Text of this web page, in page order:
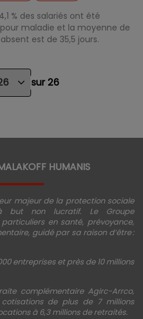
% des salariés ont été
maladie et la moyenne de
est de 35,5 jours.
sur 26
HUMANIS
majeur de la protection sociale
but non lucratif. Le Groupe
en santé, prévoyance,
guidé par sa raison d’être :
entreprises et près de 10 millions
complémentaire Agirc-Arrco,
de plus de 7 millions
à 6,3 millions de retraités.